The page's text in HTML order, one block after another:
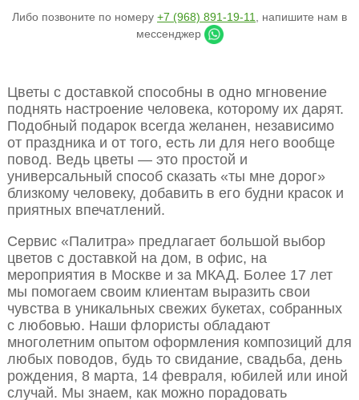
Либо позвоните по номеру +7 (968) 891-19-11
, напишите нам в
мессенджер
Цветы с доставкой способны в одно мгновение
поднять настроение человека, которому их дарят.
Подобный подарок всегда желанен, независимо
от праздника и от того, есть ли для него вообще
повод. Ведь цветы — это простой и
универсальный способ сказать «ты мне дорог»
близкому человеку, добавить в его будни красок и
приятных впечатлений.
Сервис «Палитра» предлагает большой выбор
цветов с доставкой на дом, в офис, на
мероприятия в Москве и за МКАД. Более 17 лет
мы помогаем своим клиентам выразить свои
чувства в уникальных свежих букетах, собранных
с любовью. Наши флористы обладают
многолетним опытом оформления композиций для
любых поводов, будь то свидание, свадьба, день
рождения, 8 марта, 14 февраля, юбилей или иной
случай. Мы знаем, как можно порадовать